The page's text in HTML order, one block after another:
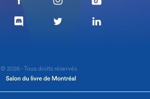
© 2026 - Tous droits réservés